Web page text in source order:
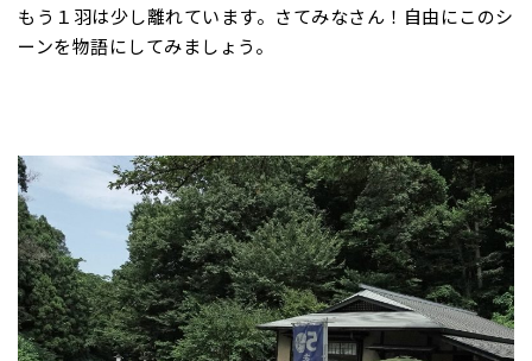
もう１羽は少し離れています。さてみなさん！自由にこのシ
ーンを物語にしてみましょう。